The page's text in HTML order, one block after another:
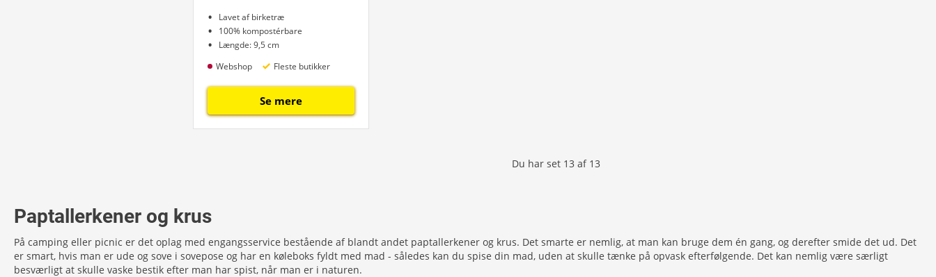
Lavet af birketræ
100% kompostérbare
Længde: 9,5 cm
Webshop
Fleste butikker
Se mere
Du har set 13 af 13
Paptallerkener og krus
På camping eller picnic er det oplag med engangsservice bestående af blandt andet paptallerkener og krus. Det smarte er nemlig, at man kan bruge dem én gang, og derefter smide det ud. Det
er smart, hvis man er ude og sove i sovepose og har en køleboks fyldt med mad - således kan du spise din mad, uden at skulle tænke på opvask efterfølgende. Det kan nemlig være særligt
besværligt at skulle vaske bestik efter man har spist, når man er i naturen.